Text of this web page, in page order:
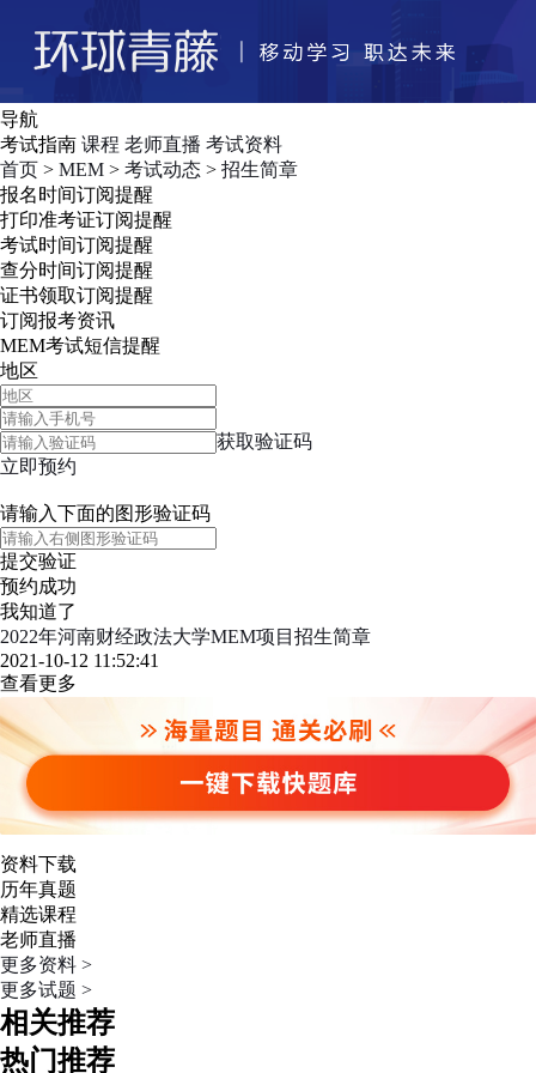
导航
考试指南 课程 老师直播 考试资料
首页 > MEM > 考试动态 > 招生简章
报名时间订阅提醒
打印准考证订阅提醒
考试时间订阅提醒
查分时间订阅提醒
证书领取订阅提醒
订阅报考资讯
MEM考试短信提醒
地区
获取验证码
立即预约
请输入下面的图形验证码
提交验证
预约成功
我知道了
2022年河南财经政法大学MEM项目招生简章
2021-10-12 11:52:41
查看更多
资料下载
历年真题
精选课程
老师直播
更多资料 >
更多试题 >
相关推荐
热门推荐